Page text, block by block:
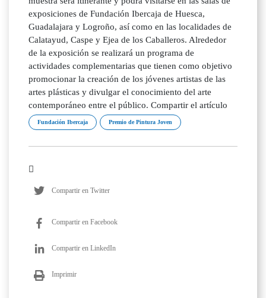
exposiciones de Fundación Ibercaja de Huesca,
Guadalajara y Logroño, así como en las localidades de
Calatayud, Caspe y Ejea de los Caballeros. Alrededor
de la exposición se realizará un programa de
actividades complementarias que tienen como objetivo
promocionar la creación de los jóvenes artistas de las
artes plásticas y divulgar el conocimiento del arte
contemporáneo entre el público. Compartir el artículo
Fundación Ibercaja Premio de Pintura Joven
Compartir en Twitter
Compartir en Facebook
Compartir en LinkedIn
Imprimir